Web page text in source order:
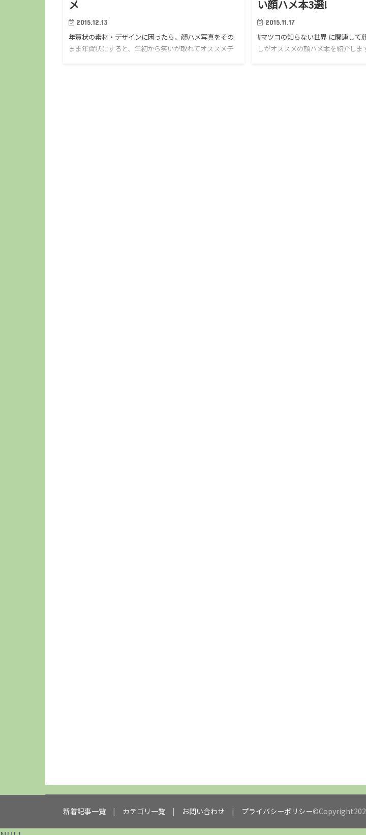
メ
2015.12.13
年賀状の素材・デザインに困ったら、顔ハメ写真をその
まま年賀状にすると、年初から笑いが取れてオススメデ
い顔ハメ本3選!
2015.11.17
#マツコの知らない世界 に関連して
しがオススメの顔ハメ本を紹介しま
新着記事一覧 カテゴリ一覧 お問い合わせ プライバシーポリシー